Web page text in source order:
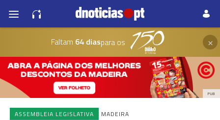
Faltam 64 diaspara os ×
PUB
ASSEMBLEIA LEGISLATIVA MADEIRA